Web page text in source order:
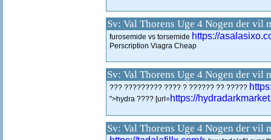
Sv: Val Thorens Uge 4 Nogen der vil
furosemide vs torsemide https://
Perscription Viagra Cheap
Sv: Val Thorens Uge 4 Nogen der vil
??? ????????? ???? ? ?????? ?? ?????
">hydra ???? [url=https://
Sv: Val Thorens Uge 4 Nogen der vil